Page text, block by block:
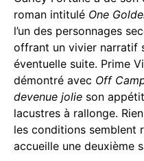
roman intitulé One
l’un des personnages
offrant un vivier narratif
éventuelle suite. Prime
démontré avec Off
devenue jolie son
lacustres à rallonge.
les conditions semblent
accueille une deuxième